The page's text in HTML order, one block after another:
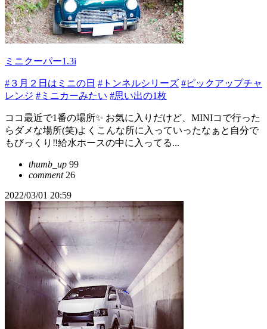
ミニクーパー1.3i
#３月２日はミニの日 #トンネルシリーズ #ピックアップチャ
レンジ #ミニカーみたい #思い出の1枚
ココ最近で1番の場所✨ お気に入りだけど、MINIコで行った
らダメな場所(笑)よくこんな所に入っていったなぁと自分で
もびっくり‼️給水ホースの中に入ってる...
thumb_up 99
comment26
2022/03/01 20:59